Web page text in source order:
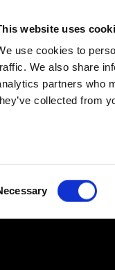
website uses
use cookies to
We also share
partners who
collected from